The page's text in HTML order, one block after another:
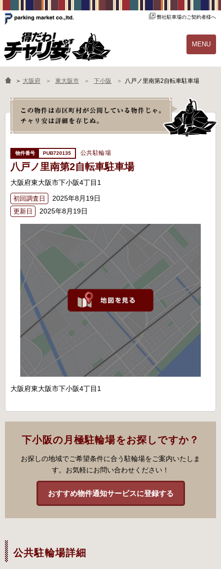
弊社駐車場のご契約者様へ
MENU
物件一覧 ご契約の流れ
よくあるご質問 駐輪場オーナー様へ
＞ 大阪府 東大阪市 下小阪 八戸ノ里南第2自転車駐車場
PUB720135 公共駐輪場
八戸ノ里南第2自転車駐車場
大阪府東大阪市下小阪4丁目1
初回調査日 2025年8月19日
更新日 2025年8月19日
大阪府東大阪市下小阪4丁目1
下小阪の月極駐輪場をお探しですか？
お探しの地域でご希望条件に合う駐輪場をご案内いたしま
す。お気軽にお問い合わせください！
おすすめ物件通知サービスに登録する
公共駐輪場詳細